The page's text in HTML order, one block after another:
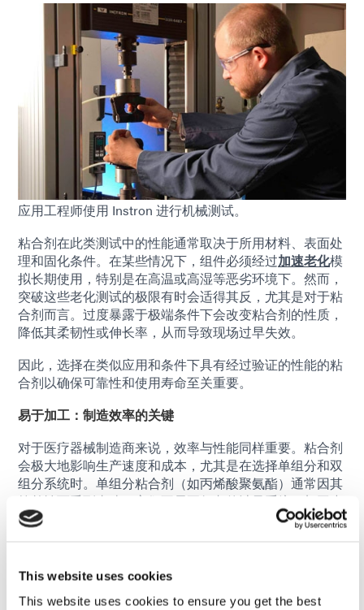
This website uses cookies
This website uses cookies to ensure you get the best
应用工程师使用 Instron 进行机械测试。
粘合剂在此类测试中的性能通常取决于所用材料、表面处
理和固化条件。在某些情况下，组件必须经过加速老化模
拟长期使用，特别是在高温或高湿等恶劣环境下。然而，
突破这些老化测试的极限有时会适得其反，尤其是对于粘
合剂而言。过度暴露于极端条件下会改变粘合剂的性质，
降低其柔韧性或伸长率，从而导致现场过早失效。
因此，选择在类似应用和条件下具有经过验证的性能的粘
合剂以确保可靠性和使用寿命至关重要。
易于加工：制造效率的关键
对于医疗器械制造商来说，效率与性能同样重要。粘合剂
会极大地影响生产速度和成本，尤其是在选择单组分和双
组分系统时。单组分粘合剂（如丙烯酸聚氨酯）通常因其
简单性而受到青睐。它们不需要复杂的计量系统，加工步
骤较少，并且无需系统清洗，因此非常适合大批量生产。
以通过按需固化大大加快生产时间。然而，重要的是要评
估粘合剂能否轻松集成到现有生产线中，无论组装是手
动、半自动还是全自动。